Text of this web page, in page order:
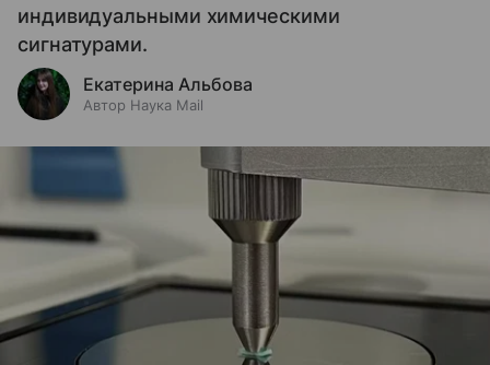
индивидуальными химическими
сигнатурами.
Екатерина Альбова
Автор Наука Mail